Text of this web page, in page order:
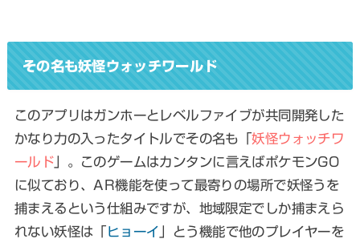
その名も妖怪ウォッチワールド
このアプリはガンホーとレベルファイブが共同開発した
かなり力の入ったタイトルでその名も「妖怪ウォッチワ
ールド 」。このゲームはカンタンに言えばポケモンGO
に似ており、AR機能を使って最寄りの場所で妖怪うを
捕まえるという仕組みですが、地域限定でしか捕まえら
れない妖怪は「 ヒョーイ 」とう機能で他のプレイヤーを